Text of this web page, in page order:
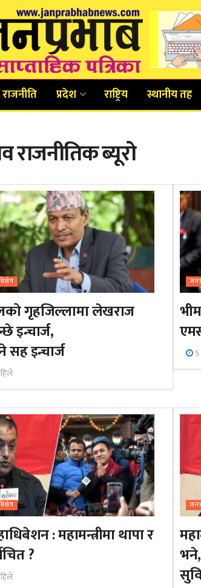
राजनीति प्रदेश राष्ट्रिय स्थानीय तह
राजनीतिक ब्यूरो
गृहजिल्लामा लेखराज
इन्चार्ज,
सह इन्चार्ज
: महामन्त्रीमा थापा र
?